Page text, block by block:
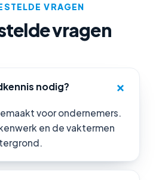
VRAGEN
vragen
nodig?
voor ondernemers.
en de vaktermen